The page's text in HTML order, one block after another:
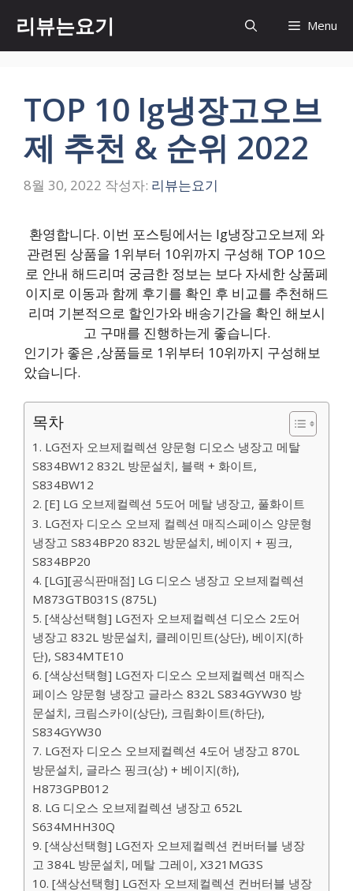
츠
리뷰는요기 Menu
TOP 10 lg냉장고오브
제 추천 & 순위 2022
8월 30, 2022 작성자: 리뷰는요기
환영합니다. 이번 포스팅에서는 lg냉장고오브제 와
관련된 상품을 1위부터 10위까지 구성해 TOP 10으
로 안내 해드리며 궁금한 정보는 보다 자세한 상품페
이지로 이동과 함께 후기를 확인 후 비교를 추천해드
리며 기본적으로 할인가와 배송기간을 확인 해보시
고 구매를 진행하는게 좋습니다.
인기가 좋은 ,상품들로 1위부터 10위까지 구성해보
았습니다.
목차
1. LG전자 오브제컬렉션 양문형 디오스 냉장고 메탈
S834BW12 832L 방문설치, 블랙 + 화이트,
S834BW12
2. [E] LG 오브제컬렉션 5도어 메탈 냉장고, 풀화이트
3. LG전자 디오스 오브제 컬렉션 매직스페이스 양문형
냉장고 S834BP20 832L 방문설치, 베이지 + 핑크,
S834BP20
4. [LG][공식판매점] LG 디오스 냉장고 오브제컬렉션
M873GTB031S (875L)
5. [색상선택형] LG전자 오브제컬렉션 디오스 2도어
냉장고 832L 방문설치, 클레이민트(상단), 베이지(하
단), S834MTE10
6. [색상선택형] LG전자 디오스 오브제컬렉션 매직스
페이스 양문형 냉장고 글라스 832L S834GYW30 방
문설치, 크림스카이(상단), 크림화이트(하단),
S834GYW30
7. LG전자 디오스 오브제컬렉션 4도어 냉장고 870L
방문설치, 글라스 핑크(상) + 베이지(하),
H873GPB012
8. LG 디오스 오브제컬렉션 냉장고 652L
S634MHH30Q
9. [색상선택형] LG전자 오브제컬렉션 컨버터블 냉장
고 384L 방문설치, 메탈 그레이, X321MG3S
10. [색상선택형] LG전자 오브제컬렉션 컨버터블 냉장